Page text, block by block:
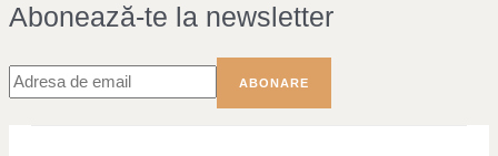
Abonează-te la newsletter